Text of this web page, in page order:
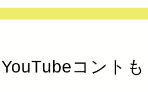
コントも